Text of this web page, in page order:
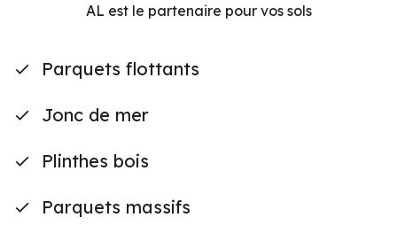
AL est le partenaire pour vos sols
Parquets flottants
Jonc de mer
Plinthes bois
Parquets massifs